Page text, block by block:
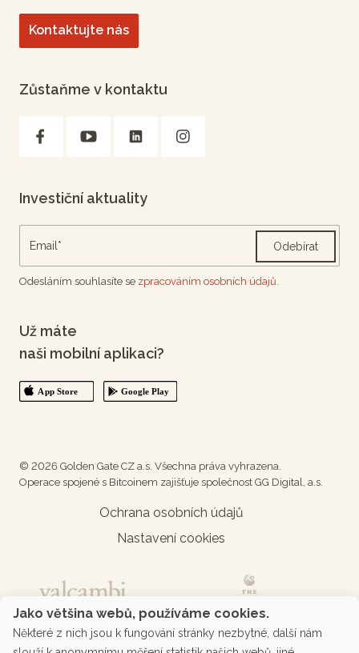
Kontaktujte nás
Zůstaňme v kontaktu
Investiční aktuality
Odebírat
Odesláním souhlasíte se zpracováním osobních údajů.
Už máte
naši mobilní aplikaci?
© 2026 Golden Gate CZ a.s. Všechna práva vyhrazena.
Operace spojené s Bitcoinem zajišťuje společnost GG Digital, a.s.
Ochrana osobních údajů
Nastavení cookies
Jako většina webů, používáme cookies.
Některé z nich jsou k fungování stránky nezbytné, další nám